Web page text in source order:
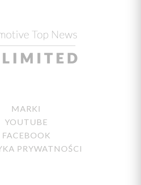
MARKI
YOUTUBE
FACEBOOK
PRYWATNOŚCI